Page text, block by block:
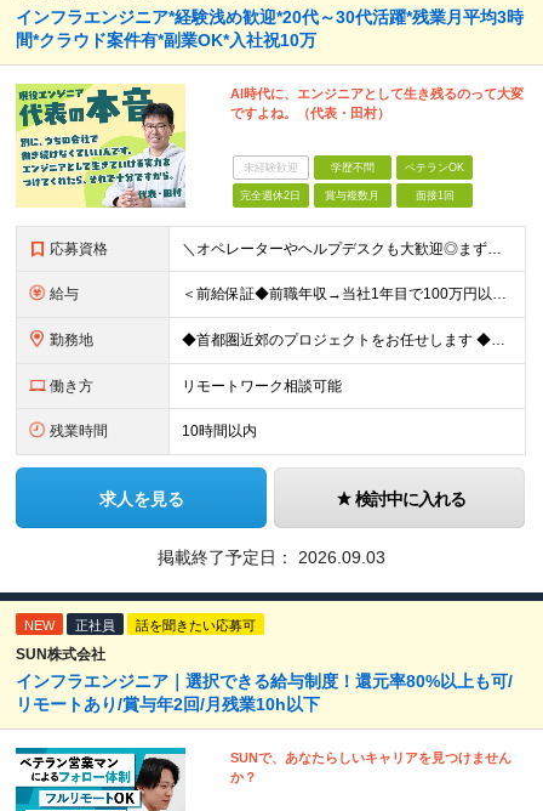
インフラエンジニア*経験浅め歓迎*20代～30代活躍*残業月平均3時
間*クラウド案件有*副業OK*入社祝10万
AI時代に、エンジニアとして生き残るのって大変
ですよね。（代表・田村）
未経験歓迎 学歴不問 ベテランOK
完全週休2日 賞与複数月 面接1回
応募資格 ＼オペレーターやヘルプデスクも大歓迎◎まずはご応募ください／ ◆学歴不問 ◆IT業界での勤務経験がある方（職種・年数不問） ┗例：オペレーター、ヘルプデスク、開発からインフラ領域へのシフト、スク
給与 ＜前給保証◆前職年収→当社1年目で100万円以上アップ実績あり◆基本的に全員毎年昇給＞ 月給45万円（固定残業代：30時間分/85,470円）※PM/PL/PMO経験2年以上 月給36万円（固定残業
勤務地 ◆首都圏近郊のプロジェクトをお任せします ◆転勤なし ◆自社オフィスで働ける案件もございます 【本社】 東京都中央区日本橋小伝馬町1-1 日本橋末広ビル6階 ※変更の範囲：上記を除く当社関連勤務地
働き方 リモートワーク相談可能
残業時間 10時間以内
求人を見る 検討中に入れる
掲載終了予定日： 2026.09.03
NEW 正社員 話を聞きたい応募可
SUN株式会社
インフラエンジニア｜選択できる給与制度！還元率80%以上も可/
リモートあり/賞与年2回/月残業10h以下
SUNで、あなたらしいキャリアを見つけません
か？